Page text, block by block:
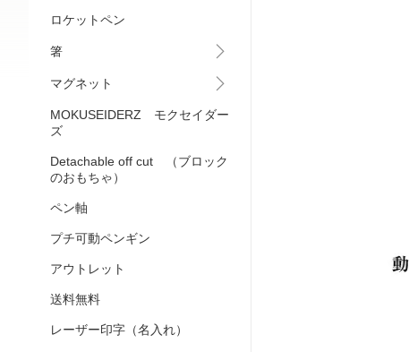
ロケットペン
箸
マグネット
MOKUSEIDERZ モクセイダー
ズ
Detachable off cut （ブロック
のおもちゃ）
ペン軸
プチ可動ペンギン
アウトレット
送料無料
レーザー印字（名入れ）